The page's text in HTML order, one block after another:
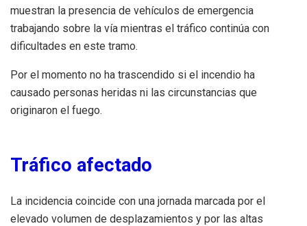
muestran la presencia de vehículos de emergencia
trabajando sobre la vía mientras el tráfico continúa con
dificultades en este tramo.
Por el momento no ha trascendido si el incendio ha
causado personas heridas ni las circunstancias que
originaron el fuego.
Tráfico afectado
La incidencia coincide con una jornada marcada por el
elevado volumen de desplazamientos y por las altas